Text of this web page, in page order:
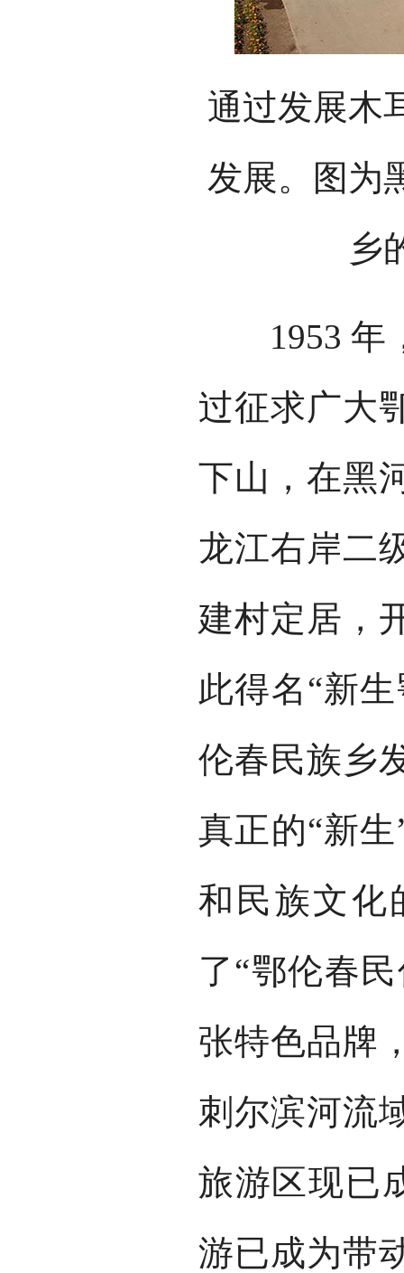
通过发展木
发展。图为
乡
1953 年，
过征求广大
下山，在黑
龙江右岸二
建村定居，
此得名“新
伦春民族乡
真正的“新
和民族文化
了“鄂伦春
张特色品牌
刺尔滨河流
旅游区现已
游已成为带